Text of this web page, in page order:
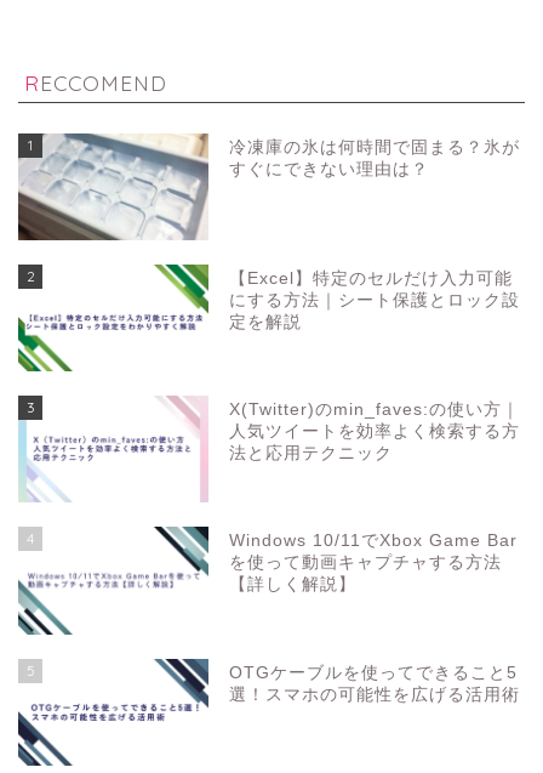
RECCOMEND
1
冷凍庫の氷は何時間で固まる？氷が
すぐにできない理由は？
2
【Excel】特定のセルだけ入力可能
にする方法｜シート保護とロック設
定を解説
3
X(Twitter)のmin_faves:の使い方｜
人気ツイートを効率よく検索する方
法と応用テクニック
4
Windows 10/11でXbox Game Bar
を使って動画キャプチャする方法
【詳しく解説】
5
OTGケーブルを使ってできること5
選！スマホの可能性を広げる活用術